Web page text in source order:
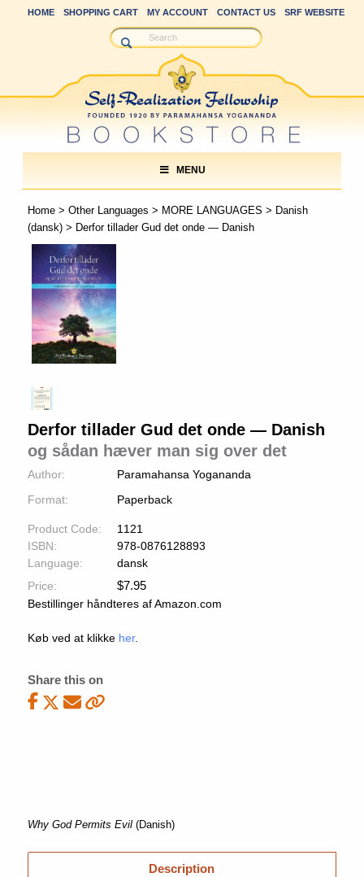
HOME SHOPPING CART MY ACCOUNT CONTACT US SRF WEBSITE
MENU
Home> Other Languages > MORE LANGUAGES > Danish
(dansk)> Derfor tillader Gud det onde — Danish
Derfor tillader Gud det onde — Danish
og sådan hæver man sig over det
Author:
Paramahansa Yogananda
Format:
Paperback
Product Code:
1121
ISBN:
978-0876128893
Language:
dansk
Price:
$7.95
Bestillinger håndteres af Amazon.com
Køb ved at klikke her.
Share this on
Why God Permits Evil(Danish)
Description